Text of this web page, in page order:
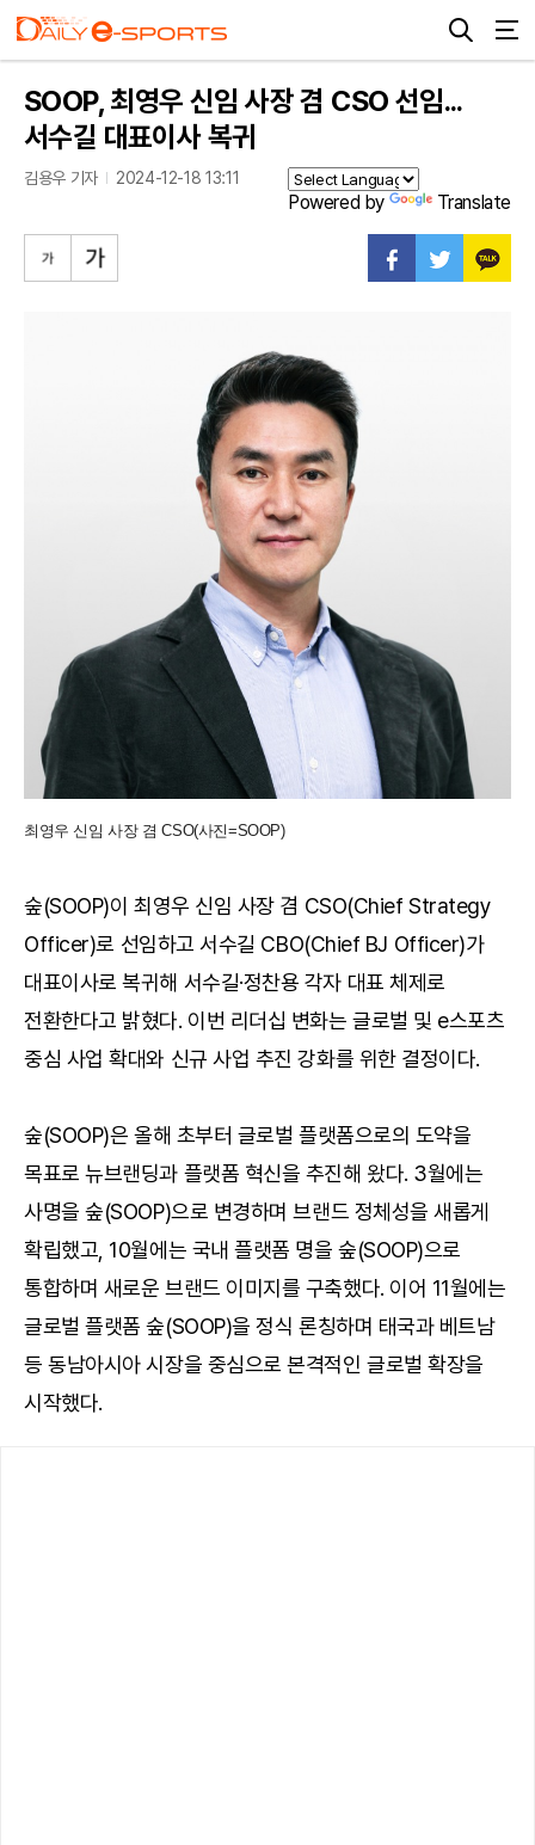
SOOP, 최영우 신임 사장 겸 CSO 선임...
서수길 대표이사 복귀
김용우 기자 2024-12-18 13:11
Powered by Translate
최영우 신임 사장 겸 CSO(사진=SOOP)
숲(SOOP)이 최영우 신임 사장 겸 CSO(Chief Strategy
Officer)로 선임하고 서수길 CBO(Chief BJ Officer)가
대표이사로 복귀해 서수길·정찬용 각자 대표 체제로
전환한다고 밝혔다. 이번 리더십 변화는 글로벌 및 e스포츠
중심 사업 확대와 신규 사업 추진 강화를 위한 결정이다.
숲(SOOP)은 올해 초부터 글로벌 플랫폼으로의 도약을
목표로 뉴브랜딩과 플랫폼 혁신을 추진해 왔다. 3월에는
사명을 숲(SOOP)으로 변경하며 브랜드 정체성을 새롭게
확립했고, 10월에는 국내 플랫폼 명을 숲(SOOP)으로
통합하며 새로운 브랜드 이미지를 구축했다. 이어 11월에는
글로벌 플랫폼 숲(SOOP)을 정식 론칭하며 태국과 베트남
등 동남아시아 시장을 중심으로 본격적인 글로벌 확장을
시작했다.